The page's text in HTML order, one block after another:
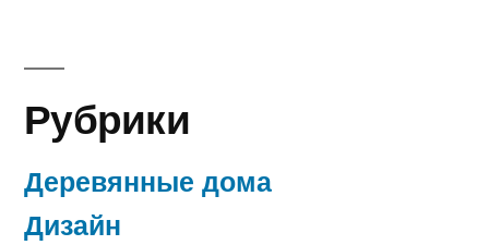
Рубрики
Деревянные дома
Дизайн